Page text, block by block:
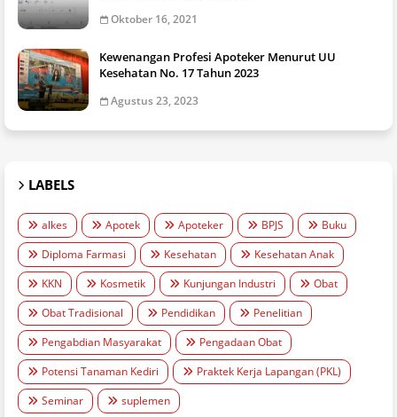
Oktober 16, 2021
Kewenangan Profesi Apoteker Menurut UU
Kesehatan No. 17 Tahun 2023
Agustus 23, 2023
LABELS
alkes Apotek Apoteker BPJS
Buku
Diploma Farmasi
Kesehatan
Kesehatan Anak
KKN
Kosmetik Kunjungan Industri
Obat
Obat Tradisional
Pendidikan
Penelitian
Pengabdian Masyarakat
Pengadaan Obat
Potensi Tanaman Kediri
Praktek Kerja Lapangan (PKL)
Seminar
suplemen